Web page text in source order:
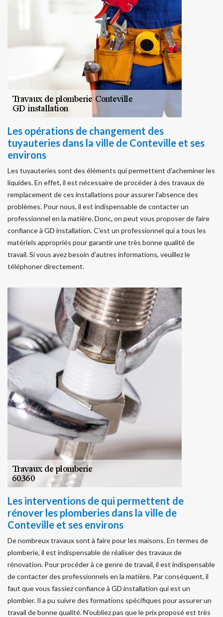
Les opérations de changement des
tuyauteries dans la ville de Conteville et ses
environs
Les tuyauteries sont des éléments qui permettent d'acheminer les
liquides. En effet, il est nécessaire de procéder à des travaux de
remplacement de ces installations pour assurer l'absence des
problèmes. Pour nous, il est indispensable de contacter un
professionnel en la matière. Donc, on peut vous proposer de faire
confiance à GD installation. C'est un professionnel qui a tous les
matériels appropriés pour garantir une très bonne qualité de
travail. Si vous avez besoin d'autres informations, veuillez le
téléphoner directement.
Les interventions de qui permettent de
rénover les plomberies dans la ville de
Conteville et ses environs
De nombreux travaux sont à faire pour les maisons. En termes de
plomberie, il est indispensable de réaliser des travaux de
rénovation. Pour procéder à ce genre de travail, il est indispensable
de contacter des professionnels en la matière. Par conséquent, il
faut que vous fassiez confiance à GD installation qui est un
plombier. Il a pu suivre des formations spécifiques pour assurer un
travail de bonne qualité. N'oubliez pas que le prix proposé est très